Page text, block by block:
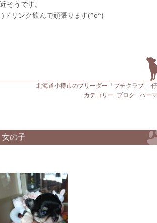
そうです。
ドリンク飲んで頑張ります(^o^)
北海道小樽市のブリーダー「プチクラブ」
カテゴリー: ブログ パー
の子